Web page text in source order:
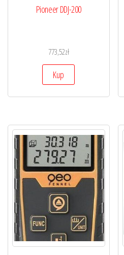
Pioneer DDJ-200
773,52zł
Kup